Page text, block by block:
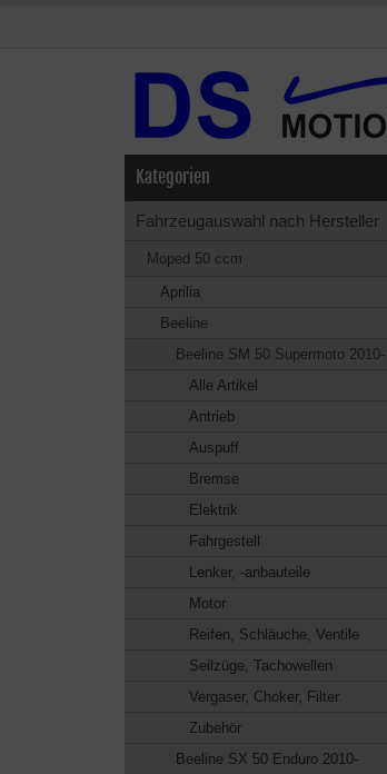
Kategorien
Fahrzeugauswahl nach Hersteller
Moped 50 ccm
Aprilia
Beeline
Beeline SM 50 Supermoto 2010-
Alle Artikel
Antrieb
Auspuff
Bremse
Elektrik
Fahrgestell
Lenker, -anbauteile
Motor
Reifen, Schläuche, Ventile
Seilzüge, Tachowellen
Vergaser, Choker, Filter
Zubehör
Beeline SX 50 Enduro 2010-